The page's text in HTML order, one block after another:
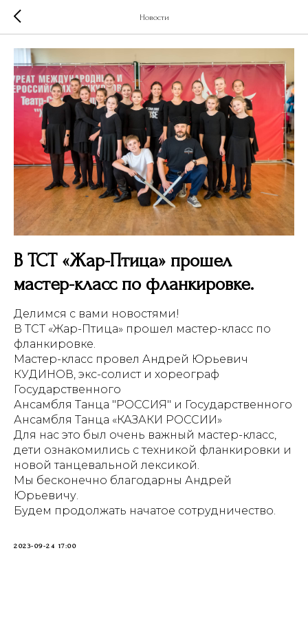
Новости
В ТСТ «Жар-Птица» прошел
мастер-класс по фланкировке.
Делимся с вами новостями!
В ТСТ «Жар-Птица» прошел мастер-класс по
фланкировке.
Мастер-класс провел Андрей Юрьевич
КУДИНОВ, экс-солист и хореограф
Государственного
Ансамбля Танца "РОССИЯ" и Государственного
Ансамбля Танца «КАЗАКИ РОССИИ»
Для нас это был очень важный мастер-класс,
дети ознакомились с техникой фланкировки и
новой танцевальной лексикой.
Мы бесконечно благодарны Андрей
Юрьевичу.
Будем продолжать начатое сотрудничество.
2023-09-24 17:00